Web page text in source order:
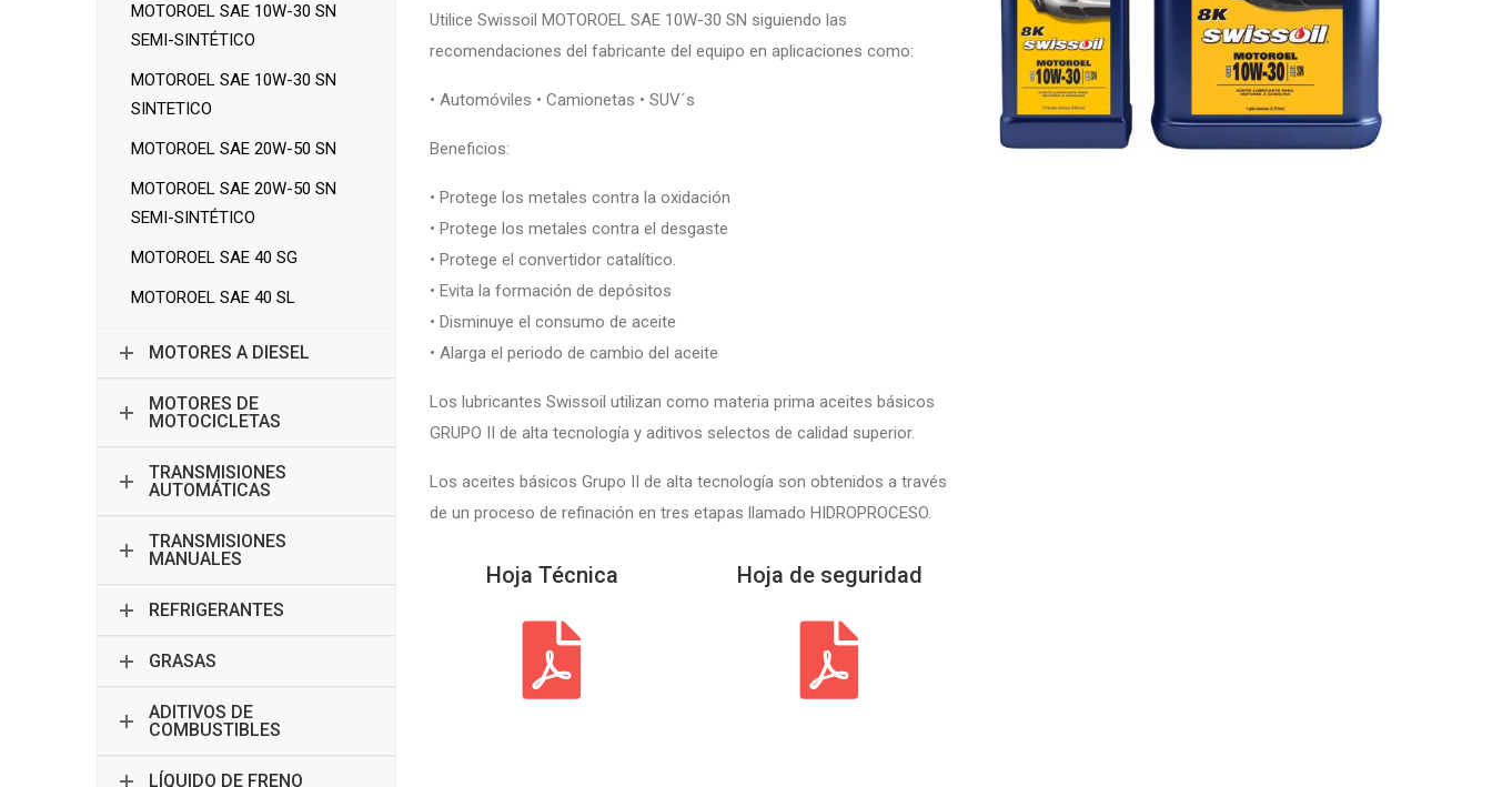
MOTOROEL SAE 10W-30 SN
SEMI-SINTÉTICO
MOTOROEL SAE 10W-30 SN
SINTETICO
MOTOROEL SAE 20W-50 SN
MOTOROEL SAE 20W-50 SN
SEMI-SINTÉTICO
MOTOROEL SAE 40 SG
MOTOROEL SAE 40 SL
MOTORES A DIESEL
MOTORES DE
MOTOCICLETAS
TRANSMISIONES
AUTOMÁTICAS
TRANSMISIONES
MANUALES
REFRIGERANTES
GRASAS
ADITIVOS DE
COMBUSTIBLES
LÍQUIDO DE FRENO
Utilice Swissoil MOTOROEL SAE 10W-30 SN siguiendo las
recomendaciones del fabricante del equipo en aplicaciones como:
• Automóviles • Camionetas • SUV´s
Beneficios:
• Protege los metales contra la oxidación
• Protege los metales contra el desgaste
• Protege el convertidor catalítico.
• Evita la formación de depósitos
• Disminuye el consumo de aceite
• Alarga el periodo de cambio del aceite
Los lubricantes Swissoil utilizan como materia prima aceites básicos
GRUPO II de alta tecnología y aditivos selectos de calidad superior.
Los aceites básicos Grupo II de alta tecnología son obtenidos a través
de un proceso de refinación en tres etapas llamado HIDROPROCESO.
Hoja Técnica Hoja de seguridad